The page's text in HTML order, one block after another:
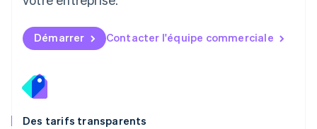
Démarrer Contacter l'équipe commerciale
Des tarifs transparents
EspañolEnglish
English
Nouvelle-Zélande
Pays-Bas
Nederlands
English